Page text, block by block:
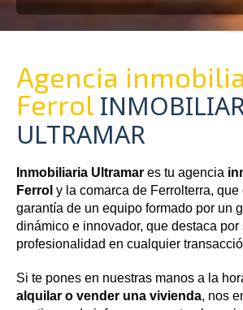
Agencia
Ferrol
ULTRAMAR
Inmobiliaria Ultramar es tu agencia
Ferrol y la comarca de Ferrolterra, que
garantía de un equipo formado por un
dinámico e innovador, que destaca
profesionalidad en cualquier
Si te pones en nuestras manos a la
alquilar o vender una vivienda, nos